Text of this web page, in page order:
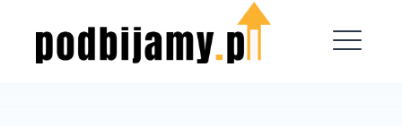
content
Podbijamy.pl